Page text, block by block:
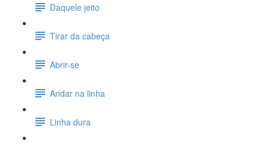
Daquele jeito
Tirar da cabeça
Abrir-se
Andar na linha
Linha dura